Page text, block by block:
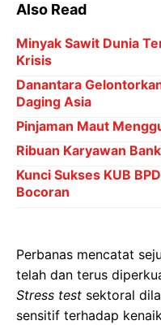
Also Read
Minyak Sawit Dunia
Krisis
Danantara
Daging Asia
Pinjaman Maut
Ribuan Karyawan
Kunci Sukses KUB
Bocoran
Perbanas mencatat
telah dan terus
Stress test sektoral
sensitif terhadap